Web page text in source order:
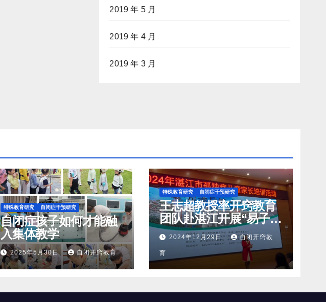
2019 年 5 月
2019 年 4 月
2019 年 3 月
特殊教育研究 自闭症干预研究
自闭症孩子如何才能融
入集体教学
2025年5月30日 自闭开窍教育
特殊教育研究 自闭症干预研究
王志超教授率开窍教育
团队赴湛江开展“易子而
教”理论孤独症儿童家长
培训活动
2024年12月29日 自闭开窍教
育